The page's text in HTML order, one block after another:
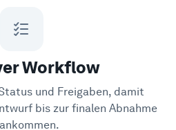
Workflow
und Freigaben, damit
bis zur finalen Abnahme